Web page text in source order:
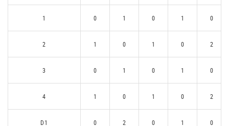
1 0 1 0 1 0
2 1 0 1 0 2
3 0 1 0 1 0
4 1 0 1 0 2
D1 0 2 0 1 0